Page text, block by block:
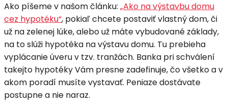
Ako píšeme v našom článku: „Ako na výstavbu domu
cez hypotéku“, pokiaľ chcete postaviť vlastný dom, či
už na zelenej lúke, alebo už máte vybudované základy,
na to slúži hypotéka na výstavu domu. Tu prebieha
vyplácanie úveru v tzv. tranžách. Banka pri schválení
takejto hypotéky Vám presne zadefinuje, čo všetko a v
akom poradí musíte vystavať. Peniaze dostávate
postupne a nie naraz.